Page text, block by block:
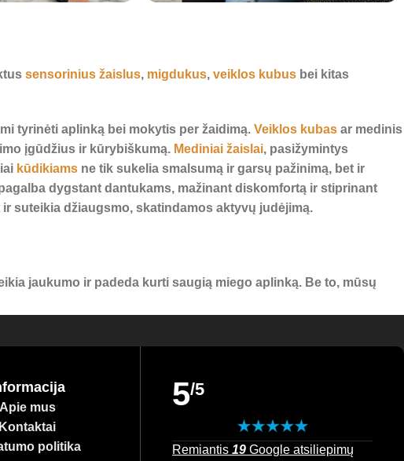
sensorinius žaislus, migdukus, veiklos kubus bei kitas
tyrinėti aplinką bei mokytis per žaidimą. Veiklos kubas ar medinis
įgūdžius ir kūrybiškumą. Mediniai žaislai, pasižymintys
kūdikiams ne tik sukelia smalsumą ir garsų pažinimą, bet ir
dygstant dantukams, mažinant diskomfortą ir stiprinant
suteikia džiaugsmo, skatindamos aktyvų judėjimą.
jaukumo ir padeda kurti saugią miego aplinką. Be to, mūsų
Apie mus
Kontaktai
politika
5/5
Remiantis 19 Google atsiliepimų